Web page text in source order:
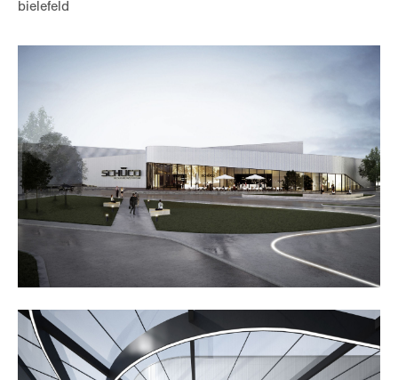
lorem ipsum dolor sit amet:
we offer support for our customers
mon - fri 8:00am - 5:00pm(gmt +1)
get in touch
cybersteel inc.
376-293 city road, suite 600
have any questions?
+44 1234 567 890
bielefeld